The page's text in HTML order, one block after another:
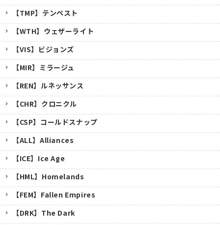
【TMP】テンペスト
【WTH】ウェザーライト
【VIS】ビジョンズ
【MIR】ミラージュ
【REN】ルネッサンス
【CHR】クロニクル
【CSP】コールドスナップ
【ALL】Alliances
【ICE】Ice Age
【HML】Homelands
【FEM】Fallen Empires
【DRK】The Dark